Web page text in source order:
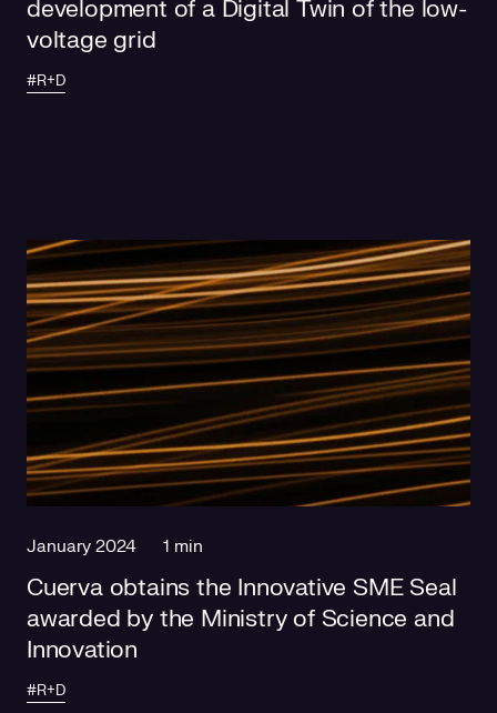
development of a Digital Twin of the low-
voltage grid
#R+D
January 2024 1 min
Cuerva obtains the Innovative SME Seal
awarded by the Ministry of Science and
Innovation
#R+D